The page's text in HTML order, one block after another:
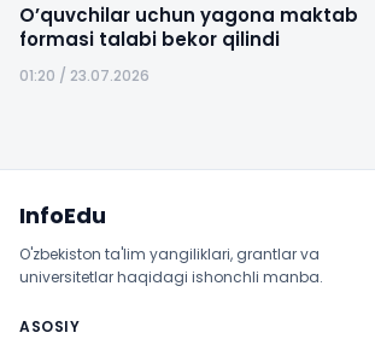
O’quvchilar uchun yagona maktab
formasi talabi bekor qilindi
01:20 / 23.07.2026
InfoEdu
O'zbekiston ta'lim yangiliklari, grantlar va
universitetlar haqidagi ishonchli manba.
ASOSIY